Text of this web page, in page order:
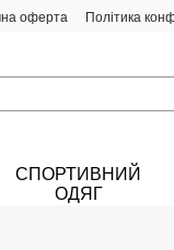
оферта Політика
СПОРТИВНИЙ
ОДЯГ